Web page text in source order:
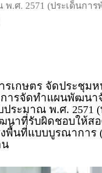
พ.ศ. 2571 (ประเด็นกา
กษตร จัดประชุมห
ารจัดทำแผนพัฒนา
ประมาณ พ.ศ. 2571
นาที่รับผิดชอบให้ส
พื้นที่แบบบูรณาการ